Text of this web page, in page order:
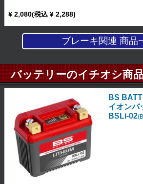
¥ 2,080(税込 ¥ 2,288)
ブレーキ関連 商品
バッテリーのイチオシ商
BS
イオン
BSLi-02